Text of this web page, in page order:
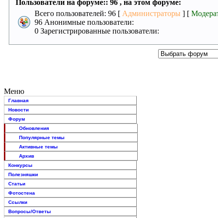
Пользователи на форуме:: 96 , на этом форуме:
Всего пользователей: 96 [ Администраторы ] [
96 Анонимные пользователи:
0 Зарегистрированные пользователи:
Меню
Главная
Новости
Форум
Обновления
Популярные темы
Активные темы
Архив
Конкурсы
Полезняшки
Статьи
Фотостена
Ссылки
Вопросы/Ответы